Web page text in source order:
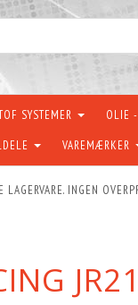
SYSTEMER OLIE
VAREMÆRKER
INGEN